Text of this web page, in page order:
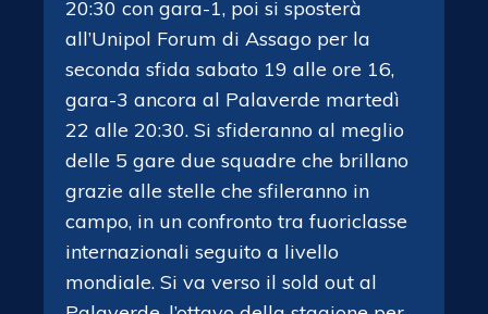
20:30 con gara-1, poi si sposterà
all’Unipol Forum di Assago per la
seconda sfida sabato 19 alle ore 16,
gara-3 ancora al Palaverde martedì
22 alle 20:30. Si sfideranno al meglio
delle 5 gare due squadre che brillano
grazie alle stelle che sfileranno in
campo, in un confronto tra fuoriclasse
internazionali seguito a livello
mondiale. Si va verso il sold out al